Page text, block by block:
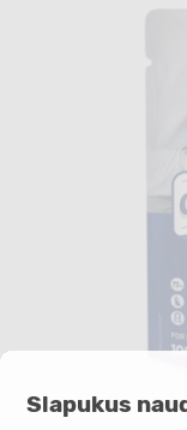
Slapukus